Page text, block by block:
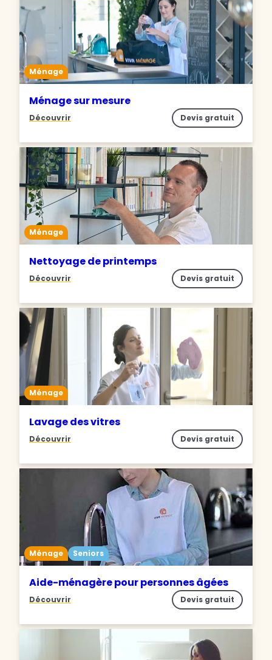
Ménage
Ménage sur mesure
Découvrir Devis gratuit
Ménage
Nettoyage de printemps
Découvrir Devis gratuit
Ménage
Lavage des vitres
Découvrir Devis gratuit
Ménage Seniors
Aide-ménagère pour personnes âgées
Découvrir Devis gratuit